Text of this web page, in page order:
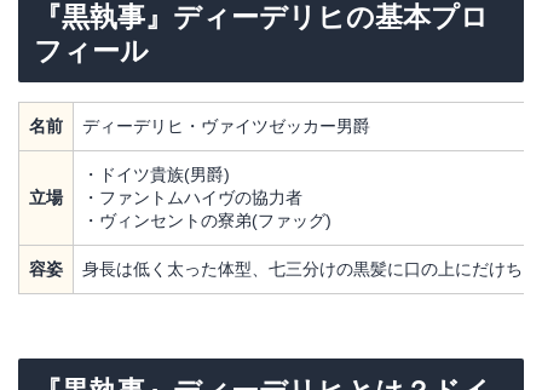
『黒執事』ディーデリヒの基本プロ
フィール
名前 ディーデリヒ・ヴァイツゼッカー男爵
立場
・ドイツ貴族(男爵)
・ファントムハイヴの協力者
・ヴィンセントの寮弟(ファッグ)
容姿 身長は低く太った体型、七三分けの黒髪に口の上にだけち